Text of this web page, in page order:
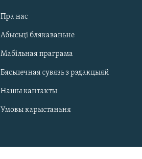
Пра нас
Абысьці блякаваньне
Мабільная праграма
Бясьпечная сувязь з рэдакцыяй
Нашы кантакты
Умовы карыстаньня